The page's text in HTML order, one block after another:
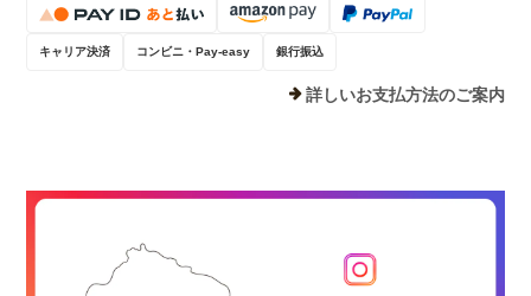
キャリア決済 コンビニ・Pay-easy 銀行振込
詳しいお支払方法のご案内